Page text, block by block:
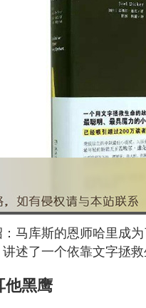
马库斯的恩师哈里成
述了一个依靠文字拯救
他黑鹰